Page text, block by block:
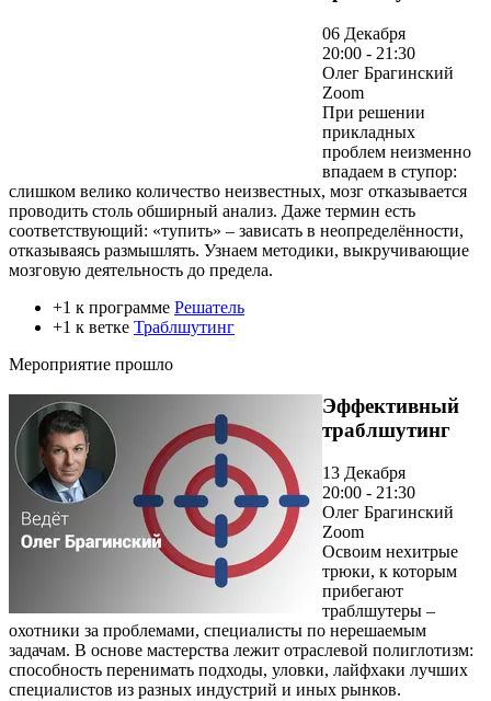
06 Декабря
20:00 - 21:30
Олег Брагинский
Zoom
При решении
прикладных
проблем неизменно
впадаем в ступор:
слишком велико количество неизвестных, мозг отказывается
проводить столь обширный анализ. Даже термин есть
соответствующий: «тупить» – зависать в неопределённости,
отказываясь размышлять. Узнаем методики, выкручивающие
мозговую деятельность до предела.
+1 к программе Решатель
+1 к ветке Траблшутинг
Мероприятие прошло
Эффективный
траблшутинг
13 Декабря
20:00 - 21:30
Олег Брагинский
Zoom
Освоим нехитрые
трюки, к которым
прибегают
траблшутеры –
охотники за проблемами, специалисты по нерешаемым
задачам. В основе мастерства лежит отраслевой полиглотизм:
способность перенимать подходы, уловки, лайфхаки лучших
специалистов из разных индустрий и иных рынков.